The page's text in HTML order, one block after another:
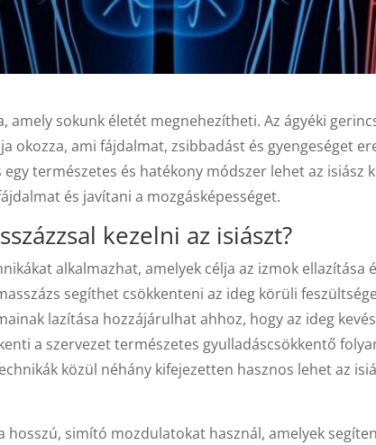
amely sokunk életét megnehezítheti. Az ágyéki
okozza, ami fájdalmat, zsibbadást és gyengeséget
természetes és hatékony módszer lehet az isiász
és javítani a mozgásképességet.
kezelni az isiászt?
alkalmazhat, amelyek célja az izmok ellazítása
segíthet csökkenteni az ideg körüli
lazítása hozzájárulhat ahhoz, hogy az ideg
a szervezet természetes gyulladáscsökkentő
közül néhány kifejezetten hasznos lehet az
hosszú, simító mozdulatokat használ, amelyek